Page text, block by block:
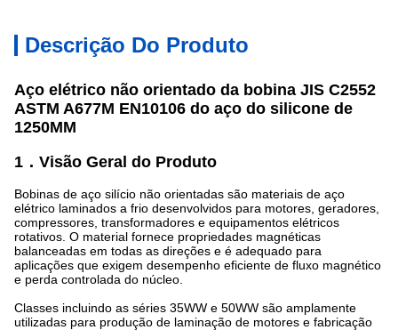
Descrição Do Produto
Aço elétrico não orientado da bobina JIS C2552
ASTM A677M EN10106 do aço do silicone de
1250MM
1．Visão Geral do Produto
Bobinas de aço silício não orientadas são materiais de aço
elétrico laminados a frio desenvolvidos para motores, geradores,
compressores, transformadores e equipamentos elétricos
rotativos. O material fornece propriedades magnéticas
balanceadas em todas as direções e é adequado para
aplicações que exigem desempenho eficiente de fluxo magnético
e perda controlada do núcleo.
Classes incluindo as séries 35WW e 50WW são amplamente
utilizadas para produção de laminação de motores e fabricação